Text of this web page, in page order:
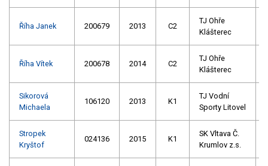
Říha Janek 200679 2013 C2
TJ Ohře
Klášterec
Říha Vítek 200678 2014 C2
TJ Ohře
Klášterec
Sikorová
Michaela
106120 2013 K1
TJ Vodní
Sporty Litovel
Stropek
Kryštof
024136 2015 K1
SK Vltava Č.
Krumlov z.s.